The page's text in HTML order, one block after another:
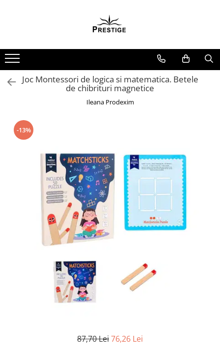
Noutati
Promotii
Pachete Speciale Carti
Spiritualitate - Ezoterism
Arte Divinatorii
Astrologie
Dezvoltare Spirituala
KidConnection
New Illuminati Files
Numerologie
Joc Montessori de logica si matematica. Betele
de chibrituri magnetice
Ileana Prodexim
-13%
87,70 Lei76,26 Lei